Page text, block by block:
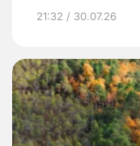
21:32 / 30.07.26